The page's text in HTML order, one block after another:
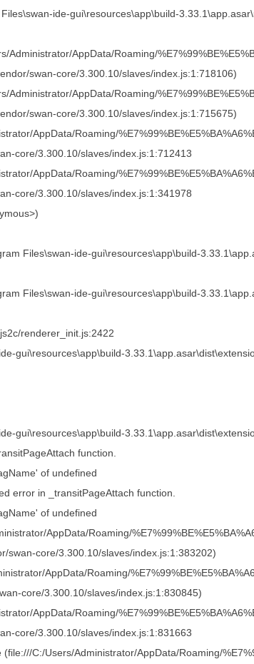
ide-gui\resources\app\build-
Administrator/AppData/Roaming/
swan-core/3.300.10/slaves/index.js:1:718106)
Administrator/AppData/Roaming/
swan-core/3.300.10/slaves/index.js:1:715675)
AppData/Roaming/
core/3.300.10/slaves/index.js:1:712413
AppData/Roaming/
core/3.300.10/slaves/index.js:1:341978
Files\swan-ide-gui\resources\app\build-
Files\swan-ide-gui\resources\app\build-
renderer_init.js:2422
gui\resources\app\build-
gui\resources\app\build-
function.
of undefined
error in _transitPageAttach function.
of undefined
AppData/Roaming/
swan-core/3.300.10/slaves/index.js:1:383202)
AppData/Roaming/
core/3.300.10/slaves/index.js:1:830845)
AppData/Roaming/
core/3.300.10/slaves/index.js:1:831663
C:/Users/Administrator/AppData/Roaming/